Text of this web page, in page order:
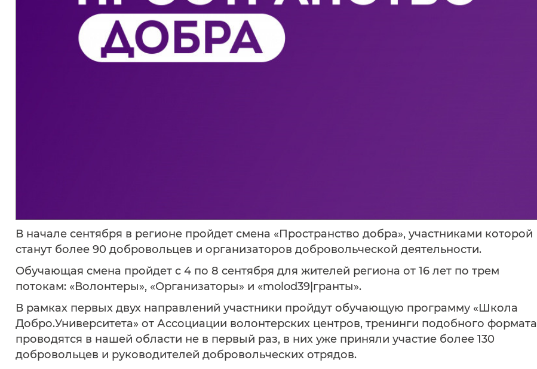
В начале сентября в регионе пройдет смена «Пространство добра», участниками которой
станут более 90 добровольцев и организаторов добровольческой деятельности.
Обучающая смена пройдет с 4 по 8 сентября для жителей региона от 16 лет по трем
потокам: «Волонтеры», «Организаторы» и «molod39|гранты».
В рамках первых двух направлений участники пройдут обучающую программу «Школа
Добро.Университета» от Ассоциации волонтерских центров, тренинги подобного формата
проводятся в нашей области не в первый раз, в них уже приняли участие более 130
добровольцев и руководителей добровольческих отрядов.